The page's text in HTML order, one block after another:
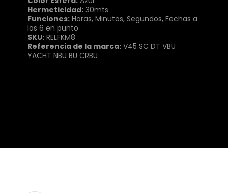
Hermeticidad:30mts
Funciones:Horas, Minutos, Segundos, Fechas a
las 6 en punto
SKU:RELFKM8
Referencia de la marca:V45 SC DT VBU
YACHT NBU BU CRBU